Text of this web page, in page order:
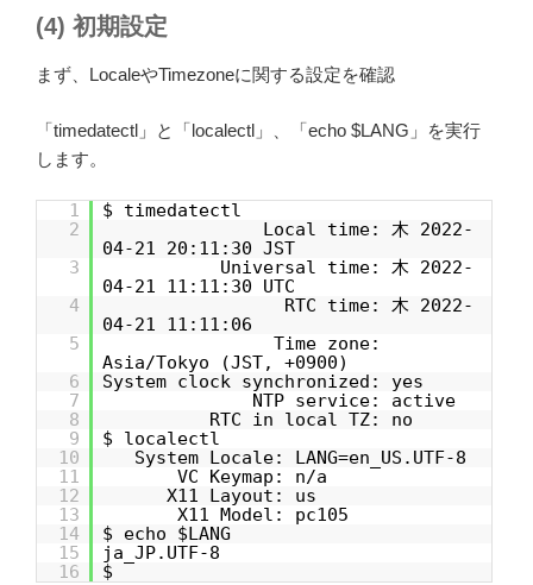
(4) 初期設定
まず、LocaleやTimezoneに関する設定を確認
「timedatectl」と「localectl」、「echo $LANG」を実行
します。
1
$ timedatectl
2
Local time: 木 2022-
04-21 20:11:30 JST
3
Universal time: 木 2022-
04-21 11:11:30 UTC
4
RTC time: 木 2022-
04-21 11:11:06
5
Time zone:
Asia/Tokyo (JST, +0900)
6
System clock synchronized: yes
7
NTP service: active
8
RTC in local TZ: no
9
$ localectl
10
System Locale: LANG=en_US.UTF-8
11
VC Keymap: n/a
12
X11 Layout: us
13
X11 Model: pc105
14
$ echo $LANG
15
ja_JP.UTF-8
16
$